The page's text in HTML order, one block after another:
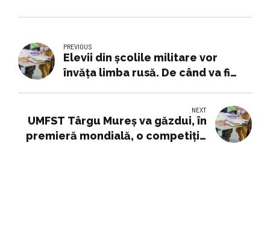
PREVIOUS
Elevii din școlile militare vor
învăța limba rusă. De când va fi
NEXT
UMFST Târgu Mureș va găzdui, în
premieră mondială, o competiție